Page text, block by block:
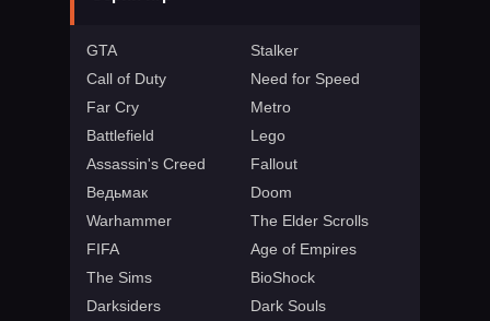
GTA
Stalker
Call of Duty
Need for Speed
Far Cry
Metro
Battlefield
Lego
Assassin's Creed
Fallout
Ведьмак
Doom
Warhammer
The Elder Scrolls
FIFA
Age of Empires
The Sims
BioShock
Darksiders
Dark Souls